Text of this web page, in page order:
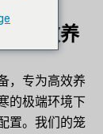
高效养
，专为高效养
的极端环境下
置。我们的笼